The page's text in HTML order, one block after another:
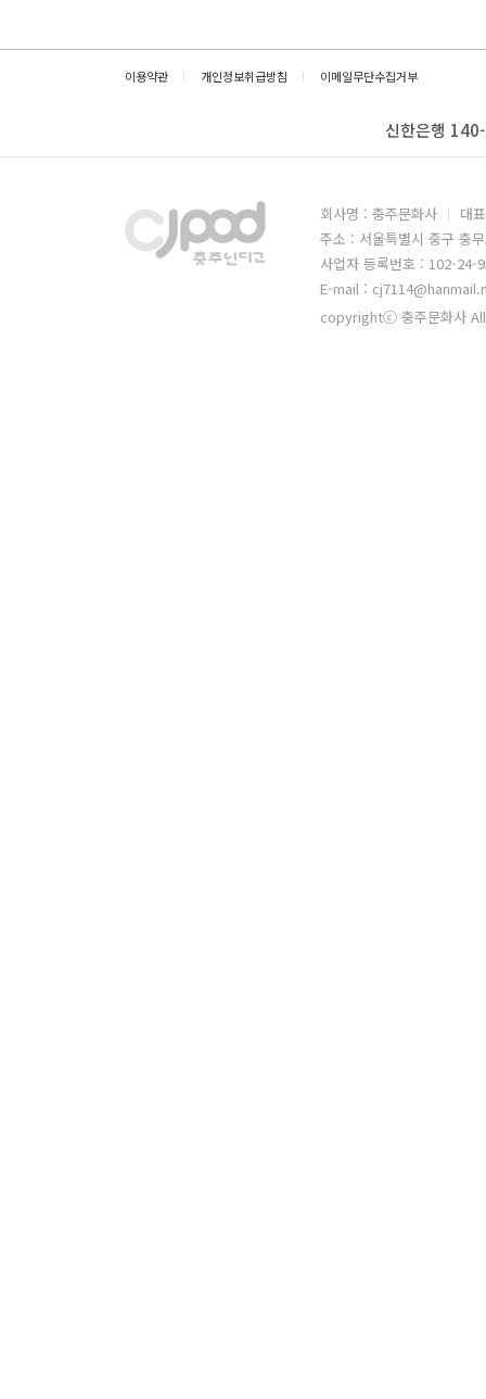
이용약관 개인정보취급방침 이메일무단수집거부
신한은행
회사명 : 충주문화사
대
주소 : 서울특별시 중구 충
사업자 등록번호 : 102-24-
E-mail :
copyrightⓒ 충주문화사